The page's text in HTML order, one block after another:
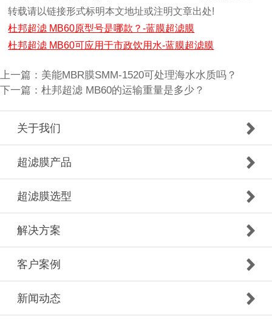
转载请以链接形式标明本文地址或注明文章出处!
杜邦超滤 MB60原型号是哪款？-蓝膜超滤膜
杜邦超滤 MB60可应用于市政饮用水-蓝膜超滤膜
上一篇： 美能MBR膜SMM-1520可处理海水水质吗？
下一篇： 杜邦超滤 MB60的运输重量是多少？
关于我们
超滤膜产品
超滤膜选型
解决方案
客户案例
新闻动态